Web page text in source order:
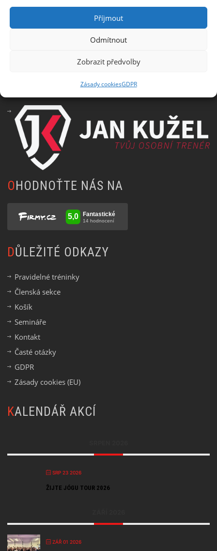
Příjmout
Odmítnout
Zobrazit předvolby
Zásady cookiesGDPR
Informace o zpracování osobních údajů
OHODNOŤTE NÁS NA
DŮLEŽITÉ ODKAZY
Pravidelné tréninky
Členská sekce
Košík
Semináře
Kontakt
Časté otázky
GDPR
Zásady cookies (EU)
KALENDÁŘ AKCÍ
SRP 23 2026
ŽIJTE JÓGU TOUR 2026
ZÁŘ 01 2026